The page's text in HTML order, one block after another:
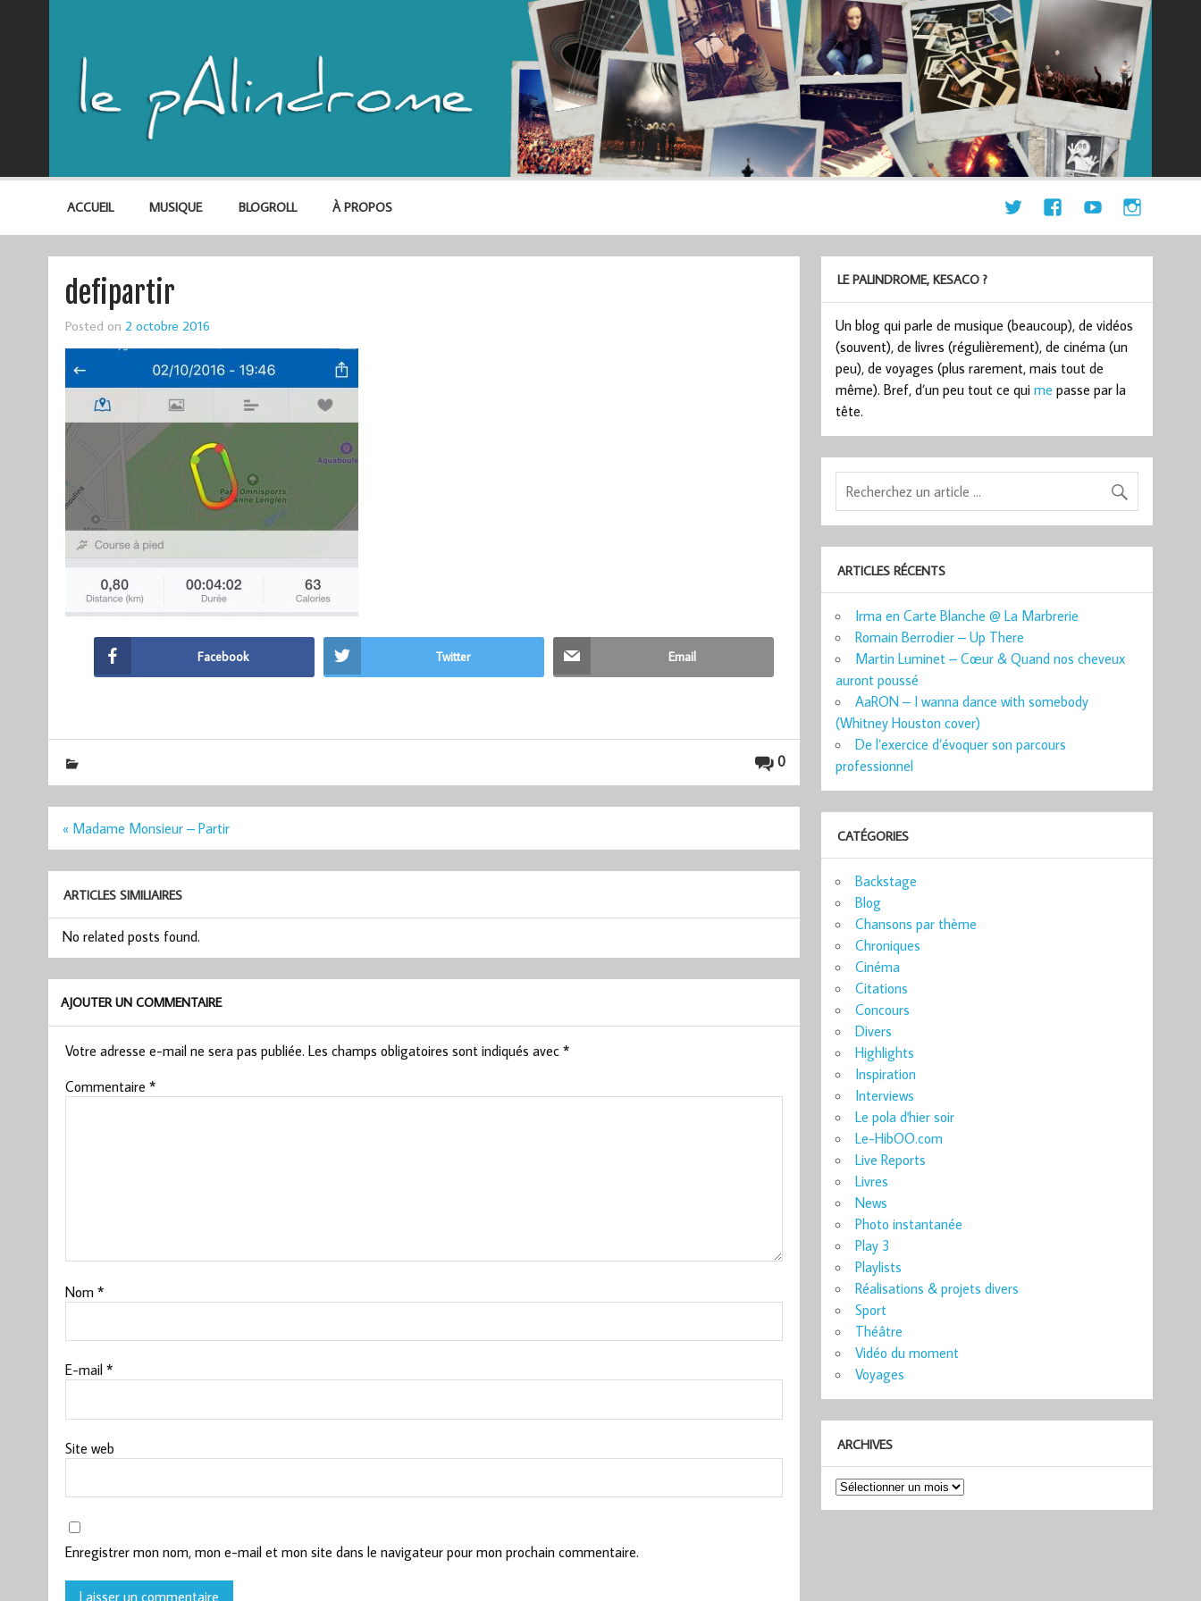
ACCUEIL MUSIQUE BLOGROLL À PROPOS
defipartir
Posted on 2 octobre 2016
Facebook Twitter Email
0
Navigation
« Madame Monsieur – Partir
ARTICLES SIMILIAIRES
No related posts found.
AJOUTER UN COMMENTAIRE
Votre adresse e-mail ne sera pas publiée. Les champs obligatoires sont indiqués avec *
Commentaire *
Nom *
E-mail *
Site web
Enregistrer mon nom, mon e-mail et mon site dans le navigateur pour mon prochain commentaire.
LE PALINDROME, KESACO ?
Un blog qui parle de musique (beaucoup), de vidéos
(souvent), de livres (régulièrement), de cinéma (un
peu), de voyages (plus rarement, mais tout de
même). Bref, d’un peu tout ce quime passe par la
tête.
ARTICLES RÉCENTS
Irma en Carte Blanche @ La Marbrerie
Romain Berrodier – Up There
Martin Luminet – Cœur & Quand nos cheveux
auront poussé
AaRON – I wanna dance with somebody
(Whitney Houston cover)
De l’exercice d’évoquer son parcours
professionnel
CATÉGORIES
Backstage
Blog
Chansons par thème
Chroniques
Cinéma
Citations
Concours
Divers
Highlights
Inspiration
Interviews
Le pola d'hier soir
Le-HibOO.com
Live Reports
Livres
News
Photo instantanée
Play 3
Playlists
Réalisations & projets divers
Sport
Théâtre
Vidéo du moment
Voyages
ARCHIVES
Archives